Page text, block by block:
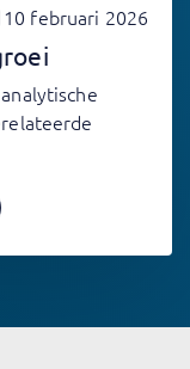
10 februari 2026